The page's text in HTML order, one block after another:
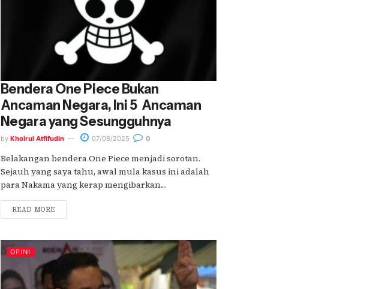
Bendera One Piece Bukan
Ancaman Negara, Ini 5 Ancaman
Negara yang Sesungguhnya
by Khoirul Atfifudin 07/08/2025 0
Belakangan bendera One Piece menjadi sorotan.
Sejauh yang saya tahu, awal mula kasus ini adalah
para Nakama yang kerap mengibarkan....
READ MORE
OPINI